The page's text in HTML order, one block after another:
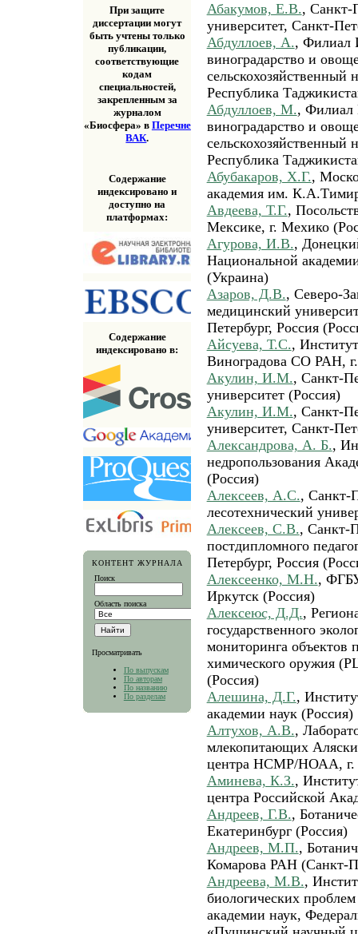
При защите
диссертации могут
быть учтены только
публикации,
соответствующие
кодам
специальностей,
закрепленным за
журналом
«Биосфера» в Перечне
ВАК.
Содержание
индексировано и
доступно на
платформах:
Содержание
индексировано в:
КОНТЕНТ ЖУРНАЛА
Поиск
Область поиска
Просматривать
По выпускам
По авторам
По названию
По разделам
Абакумов, Е.В., Санкт-
университет, Санкт-
Абдуллоев, А., Филиал
виноградарство и
сельскохозяйственный
Республика
Абдуллоев, М., Филиал
виноградарство и
сельскохозяйственный
Республика
Абубакаров, Х.Г.,
академия им.
Авдеева, Т.Г.,
Мексике, г. Мехико
Агурова, И.В.,
Национальной
(Украина)
Азаров, Д.В., Северо-
медицинский
Петербург, Россия
Айсуева, Т.С.,
Виноградова СО РАН,
Акулин, И.М., Санкт-
университет (Россия)
Акулин, И.М., Санкт-
университет, Санкт-
Александрова, А. Б.,
недропользования
(Россия)
Алексеев, А.С., Санкт-
лесотехнический
Алексеев, С.В., Санкт-
постдипломного
Петербург, Россия
Алексеенко, М.Н.,
Иркутск (Россия)
Алексеюс, Д.Д.,
государственного
мониторинга
химического оружия
(Россия)
Алешина, Д.Г.,
академии наук (Россия)
Алтухов, А.В.,
млекопитающих
центра НСМР/НОАА,
Аминева, К.З.,
центра Российской
Андреев, Г.В.,
Екатеринбург (Россия)
Андреев, М.П.,
Комарова РАН (Санкт-
Андреева, М.В.,
биологических
академии наук,